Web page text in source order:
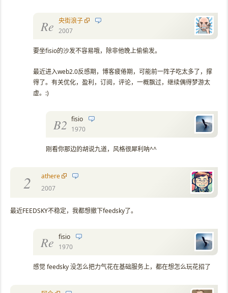
Re 央街浪子
2007
要坐fisio的沙发不容易哦，除非他晚上偷偷发。
最近进入web2.0反感期，博客疲倦期，可能前一阵子吃太多了，撑
得了。有关优化，盈利，订阅，评论，一概飘过，继续偶得梦游太
虚。:)
B2 fisio
1970
刚看你那边的胡说九道，风格很犀利呐^^
2
athere
2007
最近FEEDSKY不稳定，我都想撤下feedsky了。
Re fisio
1970
感觉 feedsky 没怎么把力气花在基础服务上，都在想怎么玩花招了